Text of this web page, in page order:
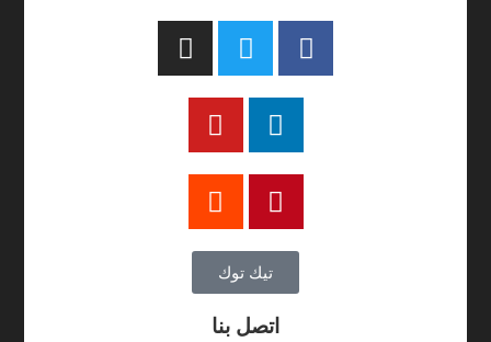
تيك توك
اتصل بنا